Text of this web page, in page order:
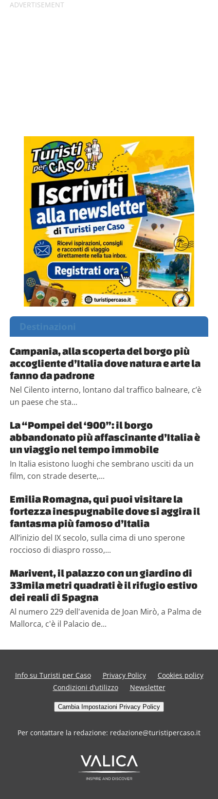
Destinazioni
Campania, alla scoperta del borgo più
accogliente d’Italia dove natura e arte la
fanno da padrone
Nel Cilento interno, lontano dal traffico balneare, c’è
un paese che sta...
La “Pompei del ‘900”: il borgo
abbandonato più affascinante d’Italia è
un viaggio nel tempo immobile
In Italia esistono luoghi che sembrano usciti da un
film, con strade deserte,...
Emilia Romagna, qui puoi visitare la
fortezza inespugnabile dove si aggira il
fantasma più famoso d’Italia
All’inizio del IX secolo, sulla cima di uno sperone
roccioso di diaspro rosso,...
Marivent, il palazzo con un giardino di
33mila metri quadrati è il rifugio estivo
dei reali di Spagna
Al numero 229 dell'avenida de Joan Mirò, a Palma de
Mallorca, c'è il Palacio de...
Info su Turisti per Caso Privacy Policy
Cookies policy
Condizioni d’utilizzo
Newsletter
Cambia Impostazioni Privacy Policy
Per contattare la redazione: redazione@turistipercaso.it